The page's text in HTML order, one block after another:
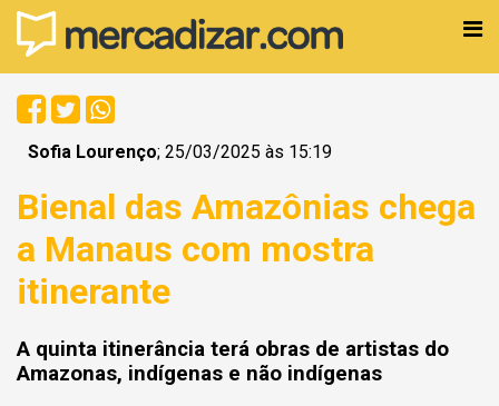
Sofia Lourenço; 25/03/2025 às 15:19
Bienal das Amazônias chega
a Manaus com mostra
itinerante
A quinta itinerância terá obras de artistas do
Amazonas, indígenas e não indígenas